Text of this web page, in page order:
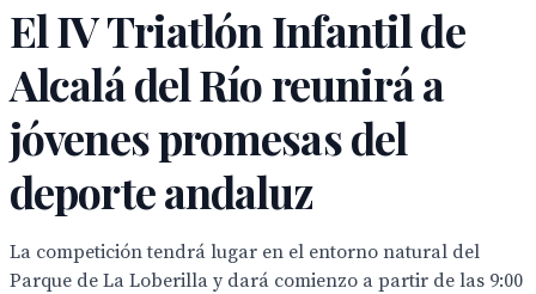
El IV Triatlón Infantil de
Alcalá del Río reunirá a
jóvenes promesas del
deporte andaluz
La competición tendrá lugar en el entorno natural del
Parque de La Loberilla y dará comienzo a partir de las 9:00